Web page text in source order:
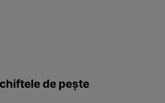
de pește